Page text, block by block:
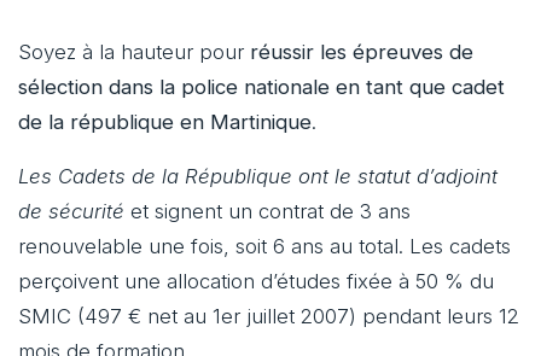
Soyez à la hauteur pour réussir les épreuves de
sélection dans la police nationale en tant que cadet
de la république en Martinique.
Les Cadets de la République ont le statut d’adjoint
de sécurité et signent un contrat de 3 ans
renouvelable une fois, soit 6 ans au total. Les cadets
perçoivent une allocation d’études fixée à 50 % du
SMIC (497 € net au 1er juillet 2007) pendant leurs 12
mois de formation.